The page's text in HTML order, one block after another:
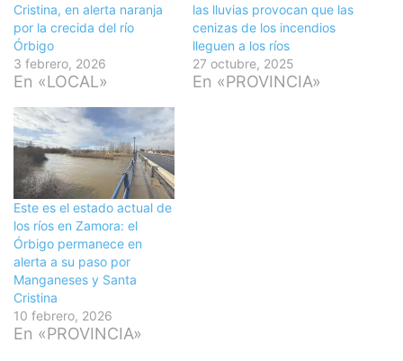
Cristina, en alerta naranja
por la crecida del río
Órbigo
3 febrero, 2026
En «LOCAL»
las lluvias provocan que las
cenizas de los incendios
lleguen a los ríos
27 octubre, 2025
En «PROVINCIA»
Este es el estado actual de
los ríos en Zamora: el
Órbigo permanece en
alerta a su paso por
Manganeses y Santa
Cristina
10 febrero, 2026
En «PROVINCIA»